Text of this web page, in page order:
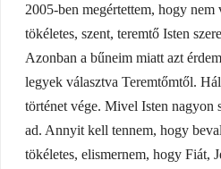
2005-ben megértettem, hogy nem
tökéletes, szent, teremtő Isten
Azonban a bűneim miatt azt
legyek választva Teremtőmtől.
történet vége. Mivel Isten nagyon
ad. Annyit kell tennem, hogy
tökéletes, elismernem, hogy Fiát,